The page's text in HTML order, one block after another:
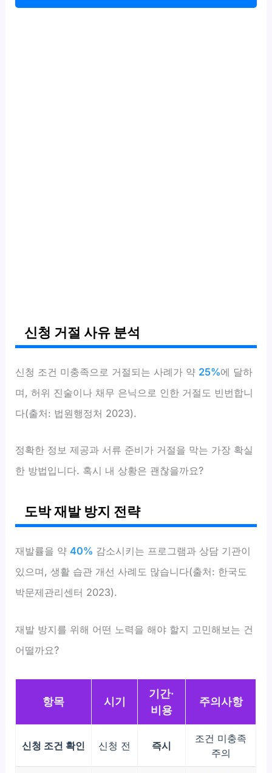
신청 거절 사유 분석
신청 조건 미충족으로 거절되는 사례가 약 25%에 달하
며, 허위 진술이나 채무 은닉으로 인한 거절도 빈번합니
다(출처: 법원행정처 2023).
정확한 정보 제공과 서류 준비가 거절을 막는 가장 확실
한 방법입니다. 혹시 내 상황은 괜찮을까요?
도박 재발 방지 전략
재발률을 약40% 감소시키는 프로그램과 상담 기관이
있으며, 생활 습관 개선 사례도 많습니다(출처: 한국도
박문제관리센터 2023).
재발 방지를 위해 어떤 노력을 해야 할지 고민해보는 건
어떨까요?
항목 시기
기간·
비용
주의사항
신청 조건 확인 신청 전 즉시
조건 미충족
주의